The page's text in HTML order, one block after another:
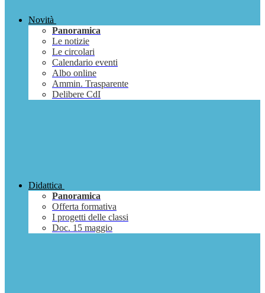
Novità
Panoramica
Le notizie
Le circolari
Calendario eventi
Albo online
Ammin. Trasparente
Delibere CdI
Didattica
Panoramica
Offerta formativa
I progetti delle classi
Doc. 15 maggio